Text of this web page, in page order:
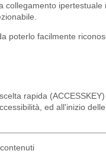
poterlo facilmente
rapida
ed all'inizio